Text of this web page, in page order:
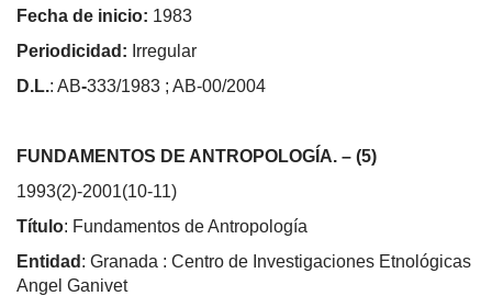
Fecha de inicio: 1983
Periodicidad: Irregular
D.L.: AB-333/1983 ; AB-00/2004
FUNDAMENTOS DE ANTROPOLOGÍA. – (5)
1993(2)-2001(10-11)
Título: Fundamentos de Antropología
Entidad : Granada : Centro de Investigaciones Etnológicas
Angel Ganivet